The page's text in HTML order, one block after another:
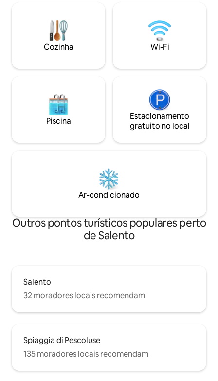
Cozinha Wi-Fi
Piscina
Estacionamento
gratuito no local
Ar-condicionado
Outros pontos turísticos populares perto
de Salento
Salento
32 moradores locais recomendam
Spiaggia di Pescoluse
135 moradores locais recomendam